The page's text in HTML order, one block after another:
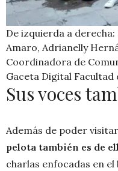
De izquierda a derecha:
Amaro, Adrianelly
Coordinadora de
Gaceta Digital Facultad
Sus voces
Además de poder
pelota también es de
charlas enfocadas en